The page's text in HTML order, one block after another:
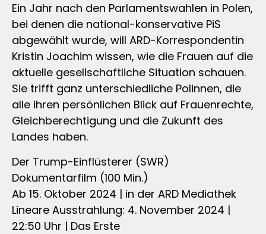
Ein Jahr nach den Parlamentswahlen in Polen,
bei denen die national-konservative PiS
abgewählt wurde, will ARD-Korrespondentin
Kristin Joachim wissen, wie die Frauen auf die
aktuelle gesellschaftliche Situation schauen.
Sie trifft ganz unterschiedliche Polinnen, die
alle ihren persönlichen Blick auf Frauenrechte,
Gleichberechtigung und die Zukunft des
Landes haben.
Der Trump-Einflüsterer (SWR)
Dokumentarfilm (100 Min.)
Ab 15. Oktober 2024 | in der ARD Mediathek
Lineare Ausstrahlung: 4. November 2024 |
22:50 Uhr | Das Erste